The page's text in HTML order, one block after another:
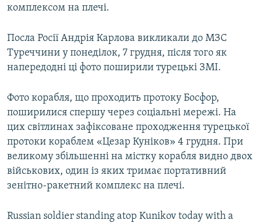
КТАТ
ДОЛУЧАЙСЯ!
Усі сайти RFE/RL
комплексом на плечі.
Посла Росії Андрія Карлова викликали до МЗС
Туреччини у понеділок, 7 грудня, після того як
напередодні ці фото поширили турецькі ЗМІ.
Фото корабля, що проходить протоку Босфор,
поширилися спершу через соціальні мережі. На
цих світлинах зафіксоване проходження турецької
протоки кораблем «Цезар Куніков» 4 грудня. При
великому збільшенні на містку корабля видно двох
військових, один із яких тримає портативний
зенітно-ракетний комплекс на плечі.
Russian soldier standing atop Kunikov today with a